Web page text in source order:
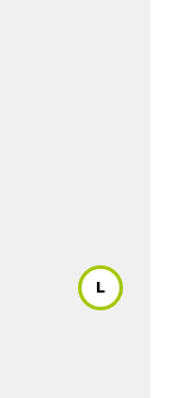
L